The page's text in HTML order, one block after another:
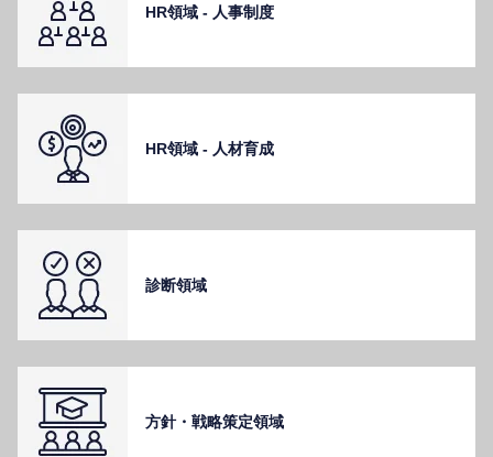
HR領域 - ⼈事制度
HR領域 - ⼈材育成
診断領域
⽅針・戦略策定領域